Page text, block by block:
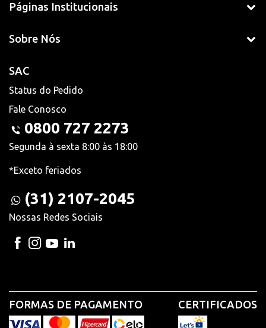
Páginas Institucionais
Sobre Nós
SAC
Status do Pedido
Fale Conosco
0800 727 2273
Segunda à sexta 8:00 às 18:00
*Exceto feriados
(31) 2107-2045
Nossas Redes Sociais
FORMAS DE PAGAMENTO CERTIFICADOS